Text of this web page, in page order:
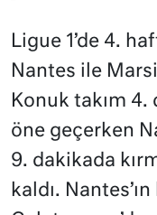
Ligue 1’de 4.
Nantes ile
Konuk takım
öne geçerken
9. dakikada
kaldı.